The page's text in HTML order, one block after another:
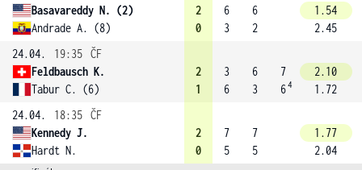
Basavareddy N. (2)
Andrade A. (8)
2
0
6
3
6
2
1.54
2.45
24.04.
19:35 ČF
Feldbausch K.
Tabur C. (6)
2
1
3
6
6
3
7
64
2.10
1.72
24.04.
18:35 ČF
Kennedy J.
Hardt N.
2
0
7
5
7
5
1.77
2.04